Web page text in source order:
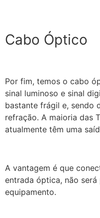
Cabo Óptico
Por fim, temos o cabo
sinal luminoso e sinal
bastante frágil e, sendo
refração. A maioria das
atualmente têm uma
A vantagem é que
entrada óptica, não
equipamento.